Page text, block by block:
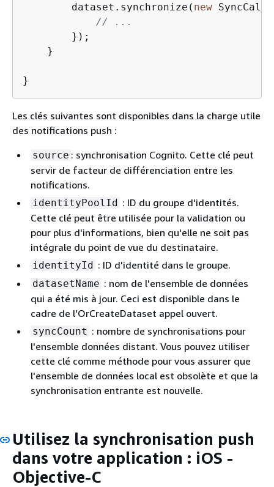
        dataset.synchronize(
new
// ...
        });
    }
}
Les clés suivantes sont disponibles dans la charge utile
des notifications push :
source : synchronisation Cognito. Cette clé peut
servir de facteur de différenciation entre les
notifications.
identityPoolId : ID du groupe d'identités.
Cette clé peut être utilisée pour la validation ou
pour plus d'informations, bien qu'elle ne soit pas
intégrale du point de vue du destinataire.
identityId : ID d'identité dans le groupe.
datasetName : nom de l'ensemble de données
qui a été mis à jour. Ceci est disponible dans le
cadre de l'OrCreateDataset appel ouvert.
syncCount : nombre de synchronisations pour
l'ensemble données distant. Vous pouvez utiliser
cette clé comme méthode pour vous assurer que
l'ensemble de données local est obsolète et que la
synchronisation entrante est nouvelle.
Utilisez la synchronisation push
dans votre application : iOS -
Objective-C